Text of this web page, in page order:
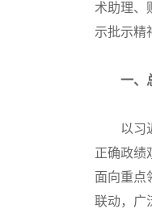
术助理、
示批示精
一、
以习近
正确政绩
面向重点
联动，广